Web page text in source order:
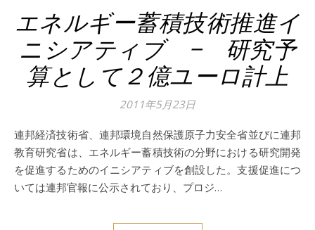
エネルギー蓄積技術推進イ
ニシアティブ − 研究予
算として２億ユーロ計上
2011年5月23日
連邦経済技術省、連邦環境自然保護原子力安全省並びに連邦
教育研究省は、エネルギー蓄積技術の分野における研究開発
を促進するためのイニシアティブを創設した。支援促進につ
いては連邦官報に公示されており、プロジ…